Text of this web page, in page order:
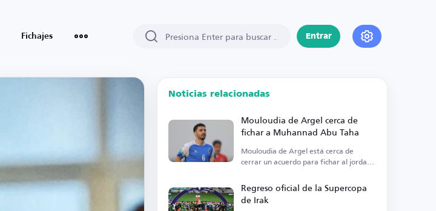
Fichajes Entrar
Noticias relacionadas
Mouloudia de Argel cerca de
fichar a Muhannad Abu Taha
Mouloudia de Argel está cerca de
cerrar un acuerdo para fichar al jordano
Regreso oficial de la Supercopa
de Irak